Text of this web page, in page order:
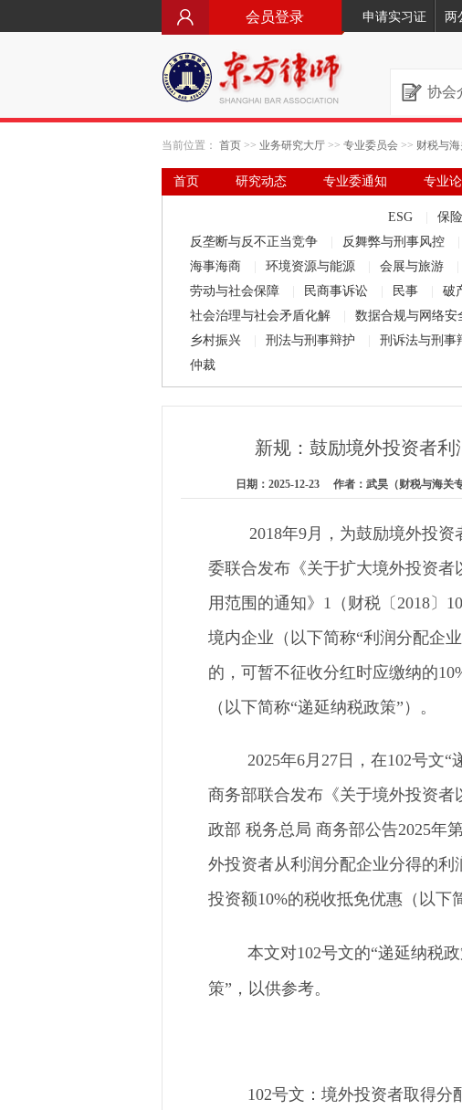
会员登录 申请实习证 两
协会
当前位置： 首页 >> 业务研究大厅 >> 专业委员会 >> 财税与
首页 研究动态 专业委通知 专业
ESG 保险
反垄断与反不正当竞争
反舞弊与刑事风控
海事海商
环境资源与能源 会展与旅游
劳动与社会保障
民商事诉讼 民事 破
社会治理与社会矛盾化解
数据合规与网络安
乡村振兴
刑法与刑事辩护 刑诉法与刑事
仲裁
新规：鼓励境外投资者利
日期：2025-12-23 作者：武昊（财税与海关
2018年9月，为鼓励境外投
委联合发布《关于扩大境外投资
用范围的通知》1（财税〔2018〕
境内企业（以下简称“利润分配企
的，可暂不征收分红时应缴纳的
（以下简称“递延纳税政策”）。
2025年6月27日，在102号文
商务部联合发布《关于境外投资
政部 税务总局 商务部公告2025年
外投资者从利润分配企业分得的
投资额10%的税收抵免优惠（以下
本文对102号文的“递延纳税
策”，以供参考。
102号文：境外投资者取得分